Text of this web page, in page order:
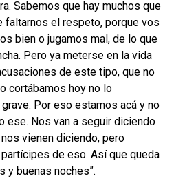
Sabemos que hay muchos que
faltarnos el respeto, porque vos
bien o jugamos mal, de lo que
Pero ya meterse en la vida
de este tipo, que no
cortábamos hoy no lo
Por eso estamos acá y no
ese. Nos van a seguir diciendo
vienen diciendo, pero
de eso. Así que queda
y buenas noches”.